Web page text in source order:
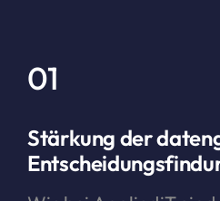
01
Stärkung der